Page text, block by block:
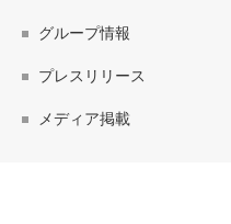
グループ情報
プレスリリース
メディア掲載